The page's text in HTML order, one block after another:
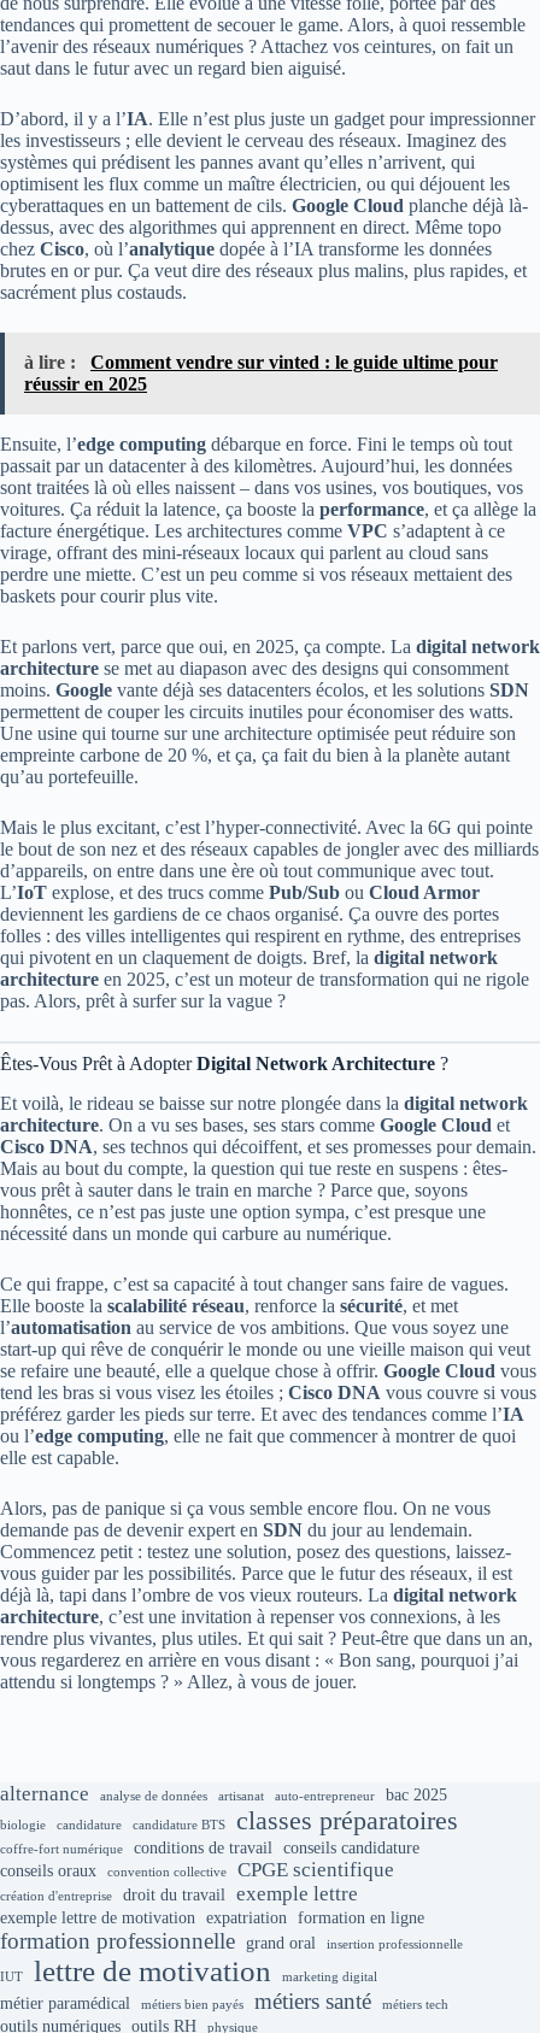
tendances qui promettent de secouer le game. Alors, à quoi ressemble
l’avenir des réseaux numériques ? Attachez vos ceintures, on fait un
saut dans le futur avec un regard bien aiguisé.
D’abord, il y a l’IA. Elle n’est plus juste un gadget pour impressionner
les investisseurs ; elle devient le cerveau des réseaux. Imaginez des
systèmes qui prédisent les pannes avant qu’elles n’arrivent, qui
optimisent les flux comme un maître électricien, ou qui déjouent les
cyberattaques en un battement de cils. Google Cloud planche déjà là-
dessus, avec des algorithmes qui apprennent en direct. Même topo
chez Cisco, où l’analytique dopée à l’IA transforme les données
brutes en or pur. Ça veut dire des réseaux plus malins, plus rapides, et
sacrément plus costauds.
à lire :
Comment vendre sur vinted : le guide ultime pour
réussir en 2025
Ensuite, l’edge computing débarque en force. Fini le temps où tout
passait par un datacenter à des kilomètres. Aujourd’hui, les données
sont traitées là où elles naissent – dans vos usines, vos boutiques, vos
voitures. Ça réduit la latence, ça booste la performance, et ça allège la
facture énergétique. Les architectures comme VPC s’adaptent à ce
virage, offrant des mini-réseaux locaux qui parlent au cloud sans
perdre une miette. C’est un peu comme si vos réseaux mettaient des
baskets pour courir plus vite.
Et parlons vert, parce que oui, en 2025, ça compte. La digital network
architecture se met au diapason avec des designs qui consomment
moins. Google vante déjà ses datacenters écolos, et les solutions SDN
permettent de couper les circuits inutiles pour économiser des watts.
Une usine qui tourne sur une architecture optimisée peut réduire son
empreinte carbone de 20 %, et ça, ça fait du bien à la planète autant
qu’au portefeuille.
Mais le plus excitant, c’est l’hyper-connectivité. Avec la 6G qui pointe
le bout de son nez et des réseaux capables de jongler avec des milliards
d’appareils, on entre dans une ère où tout communique avec tout.
L’IoT explose, et des trucs comme Pub/Sub ou Cloud Armor
deviennent les gardiens de ce chaos organisé. Ça ouvre des portes
folles : des villes intelligentes qui respirent en rythme, des entreprises
qui pivotent en un claquement de doigts. Bref, la digital network
architecture en 2025, c’est un moteur de transformation qui ne rigole
pas. Alors, prêt à surfer sur la vague ?
Êtes-Vous Prêt à AdopterDigital Network Architecture ?
Et voilà, le rideau se baisse sur notre plongée dans la digital network
architecture. On a vu ses bases, ses stars comme Google Cloud et
Cisco DNA, ses technos qui décoiffent, et ses promesses pour demain.
Mais au bout du compte, la question qui tue reste en suspens : êtes-
vous prêt à sauter dans le train en marche ? Parce que, soyons
honnêtes, ce n’est pas juste une option sympa, c’est presque une
nécessité dans un monde qui carbure au numérique.
Ce qui frappe, c’est sa capacité à tout changer sans faire de vagues.
Elle booste la scalabilité réseau, renforce la sécurité, et met
l’automatisation au service de vos ambitions. Que vous soyez une
start-up qui rêve de conquérir le monde ou une vieille maison qui veut
se refaire une beauté, elle a quelque chose à offrir. Google Cloud vous
tend les bras si vous visez les étoiles ; Cisco DNA vous couvre si vous
préférez garder les pieds sur terre. Et avec des tendances comme l’IA
ou l’edge computing, elle ne fait que commencer à montrer de quoi
elle est capable.
Alors, pas de panique si ça vous semble encore flou. On ne vous
demande pas de devenir expert en SDN du jour au lendemain.
Commencez petit : testez une solution, posez des questions, laissez-
vous guider par les possibilités. Parce que le futur des réseaux, il est
déjà là, tapi dans l’ombre de vos vieux routeurs. La digital network
architecture, c’est une invitation à repenser vos connexions, à les
rendre plus vivantes, plus utiles. Et qui sait ? Peut-être que dans un an,
vous regarderez en arrière en vous disant : « Bon sang, pourquoi j’ai
attendu si longtemps ? » Allez, à vous de jouer.
alternance analyse de données artisanat auto-entrepreneur bac 2025
biologie candidature candidature BTS classes préparatoires
coffre-fort numérique conditions de travail conseils candidature
conseils oraux
convention collective CPGE scientifique
création d'entreprise droit du travail exemple lettre
exemple lettre de motivation expatriation formation en ligne
formation professionnelle grand oral insertion professionnelle
IUT lettre de motivation marketing digital
métier paramédical métiers bien payés métiers santé métiers tech
outils numériques outils RH physique